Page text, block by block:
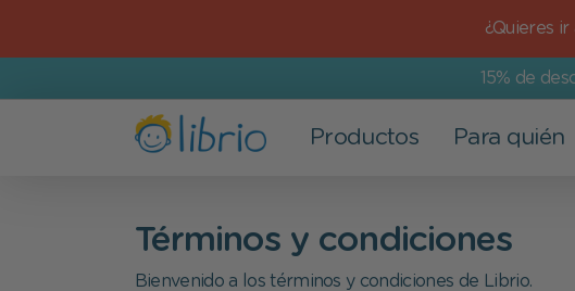
¿Quieres ir
15% de
Productos
Todos los libros
Para quién
Llegada de un bebé
Quiénes somos
Términos y condiciones
Bienvenido a los términos y condiciones de Librio.